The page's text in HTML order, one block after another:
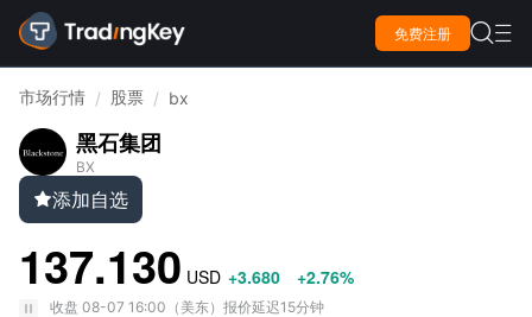
免费注册  
市场行情 / 股票 / bx
黑石集团
BX
添加自选
137.130 USD +3.680 +2.76%
收盘 08-07 16:00 （ 美东） 报价延迟15分钟